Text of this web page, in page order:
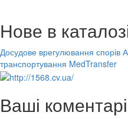
Нове в
Досудове врегулювання спорів
транспортування MedTransfer
Ваші коментарі